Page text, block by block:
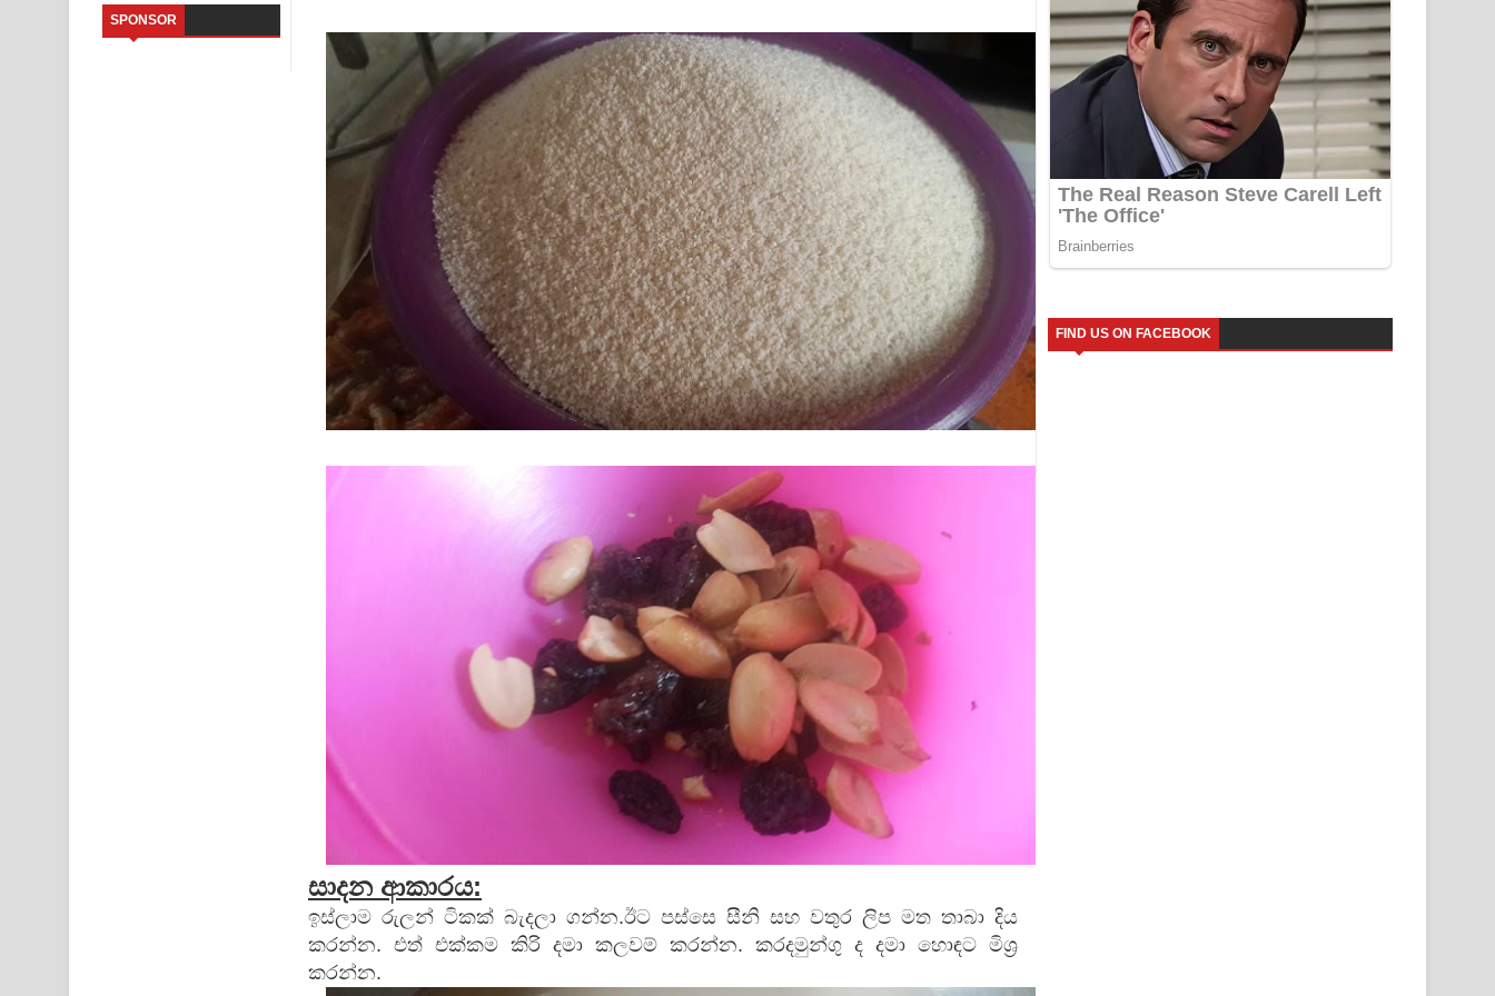
Aramuna Song Lyrics - අරමුණ ගීතයේ පද පෙළ
Sandata Duka Hithila Song Lyrics - සඳට දුක හිතිලා ගීතයේ පද පෙළ
Sihina Song Lyrics - සිහින ගීතයේ පද පෙළ
Dannawada Mawa Song Lyrics - දන්නවාද මාව ගීතයේ පද පෙළ
NEENA Song Lyrics - නීනා ගීතයේ පද පෙළ
Ahimi Wimai Himi Song Lyrics - අහිමි විමයි හිමි ගීතයේ පද පෙළ
SPONSOR
සාදන ආකාරය:
ඉස්ලාම රුලන් ටිකක් බැදලා ගන්න.ඊට පස්සෙ සීනි සහ වතුර ලිප මත තාබා දිය
කරන්න. එත් එක්කම කිරි දමා කලවම් කරන්න. කරදමුන්ගු ද දමා හොඳට මිශ්‍ර
කරන්න.
FIND US ON FACEBOOK